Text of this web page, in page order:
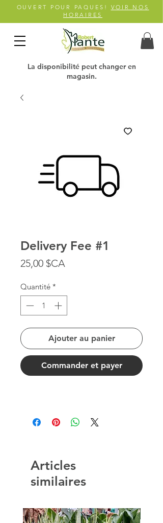
OUVERT POUR PAQUES! VOIR NOS
HORAIRES
La disponibilité peut changer en
magasin.
Delivery Fee #1
25,00 $CA
Quantité *
Ajouter au panier
Commander et payer
Articles
similaires